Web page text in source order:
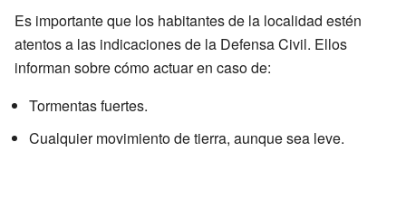
Es importante que los habitantes de la localidad estén
atentos a las indicaciones de la Defensa Civil. Ellos
informan sobre cómo actuar en caso de:
Tormentas fuertes.
Cualquier movimiento de tierra, aunque sea leve.